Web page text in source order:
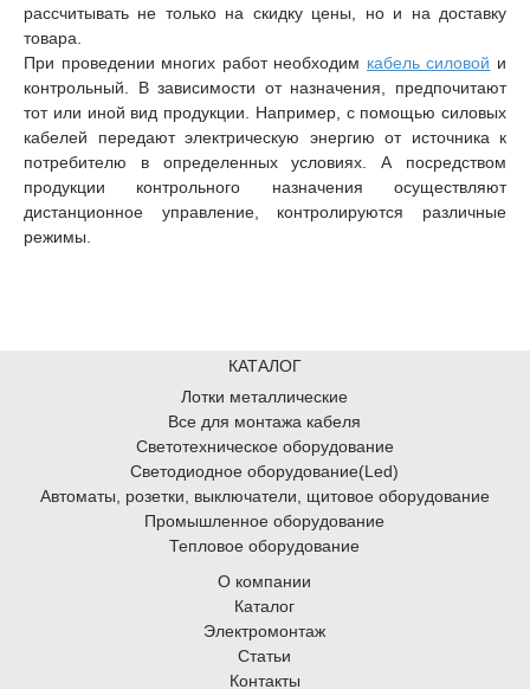
рассчитывать не только на скидку цены, но и на доставку
товара.
При проведении многих работ необходим кабель силовой и
контрольный. В зависимости от назначения, предпочитают
тот или иной вид продукции. Например, с помощью силовых
кабелей передают электрическую энергию от источника к
потребителю в определенных условиях. А посредством
продукции контрольного назначения осуществляют
дистанционное управление, контролируются различные
режимы.
КАТАЛОГ
Лотки металлические
Все для монтажа кабеля
Светотехническое оборудование
Светодиодное оборудование(Led)
Автоматы, розетки, выключатели, щитовое оборудование
Промышленное оборудование
Тепловое оборудование
О компании
Каталог
Электромонтаж
Статьи
Контакты